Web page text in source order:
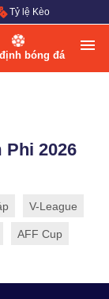
Tỷ lệ Kèo
bóng đá
Phi 2026
V-League
AFF Cup